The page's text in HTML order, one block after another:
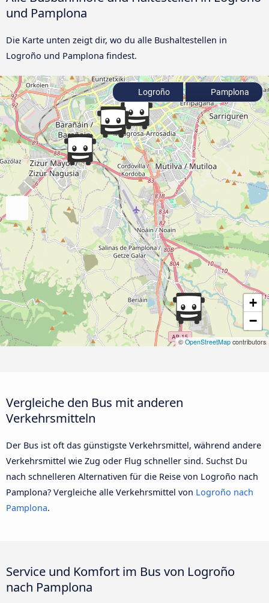
und Pamplona
Die Karte unten zeigt dir, wo du alle Bushaltestellen in
Logroño und Pamplona findest.
+
−
©OpenStreetMap contributors
Logroño Pamplona
Vergleiche den Bus mit anderen
Verkehrsmitteln
Der Bus ist oft das günstigste Verkehrsmittel, während andere
Verkehrsmittel wie Zug oder Flug schneller sind. Suchst Du
nach schnelleren Alternativen für die Reise von Logroño nach
Pamplona? Vergleiche alle Verkehrsmittel von Logroño nach
Pamplona.
Service und Komfort im Bus von Logroño
nach Pamplona